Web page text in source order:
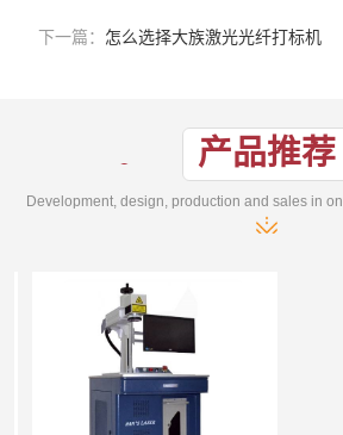
下一篇： 怎么选择大族激光光纤打标机
产品推荐